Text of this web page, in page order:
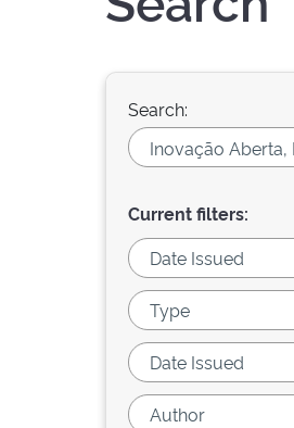
Search:
Current filters: